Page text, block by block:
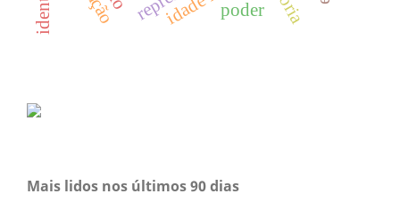
poder
Mais lidos nos últimos 90 dias